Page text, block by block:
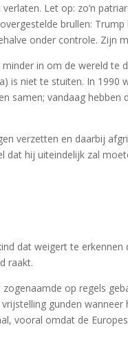
Let op: zo’n
brullen:
onder controle. Zijn
in om de wereld te
is niet te stuiten. In 1990
samen; vandaag hebben
verzetten en daarbij
hij uiteindelijk zal
dat weigert te
raakt.
op regels
gunden
vooral omdat de